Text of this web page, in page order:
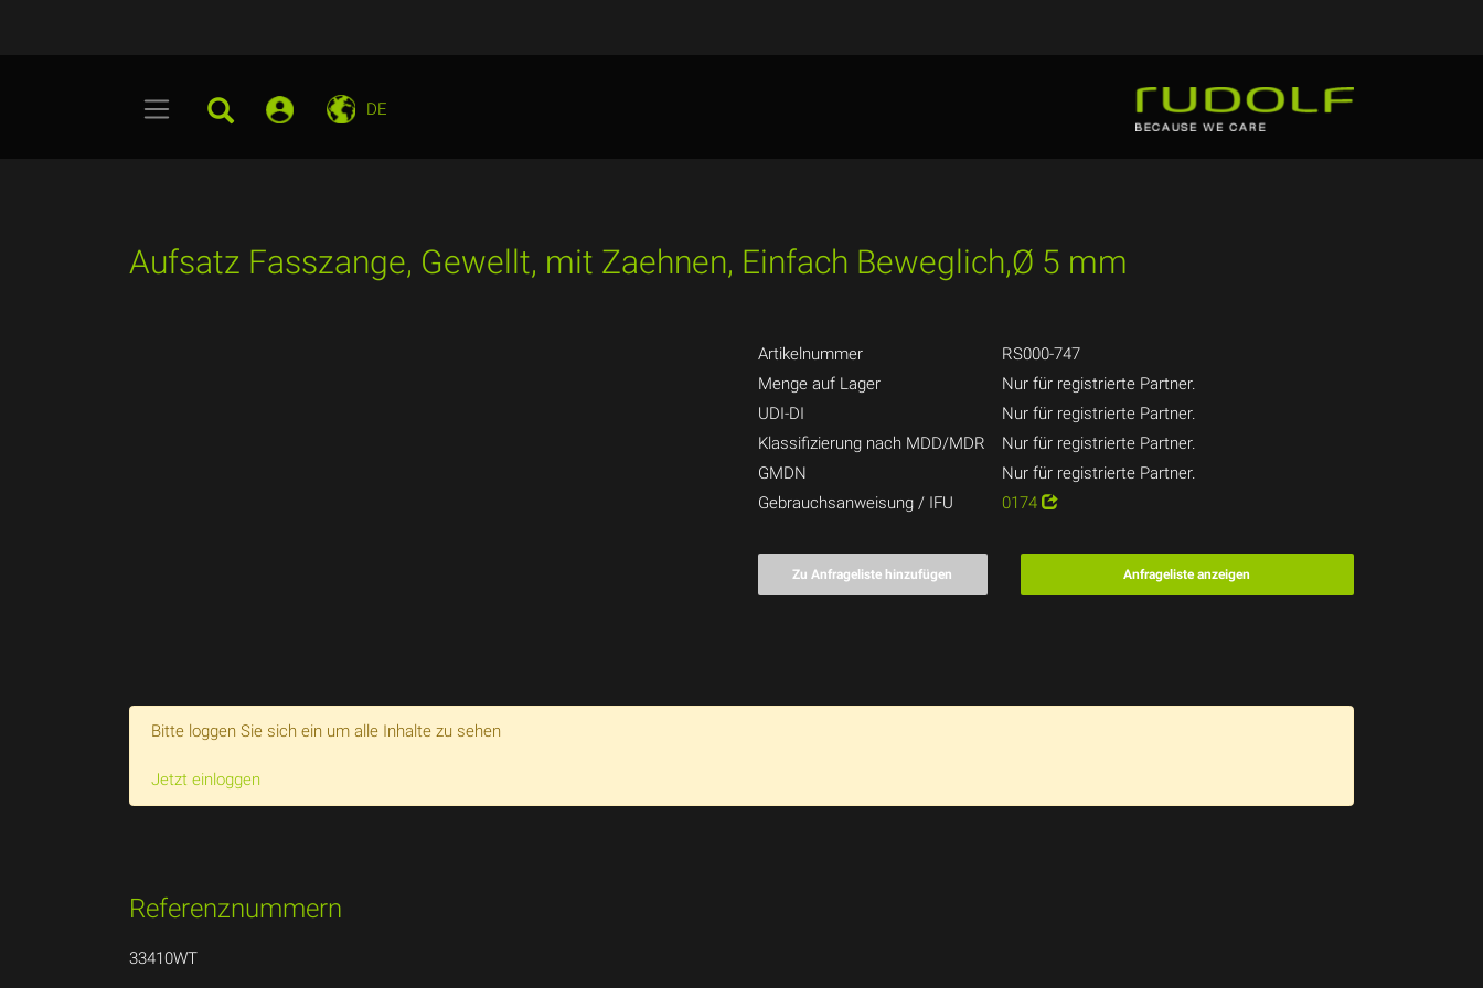
DE
Aufsatz Fasszange, Gewellt, mit Zaehnen, Einfach Beweglich,Ø 5 mm
Artikelnummer
RS000-747
Menge auf Lager
Nur für registrierte Partner.
UDI-DI
Nur für registrierte Partner.
Klassifizierung nach MDD/MDR
Nur für registrierte Partner.
GMDN
Nur für registrierte Partner.
Gebrauchsanweisung / IFU
0174
Zu Anfrageliste hinzufügen Anfrageliste anzeigen
Bitte loggen Sie sich ein um alle Inhalte zu sehen
Jetzt einloggen
Referenznummern
33410WT